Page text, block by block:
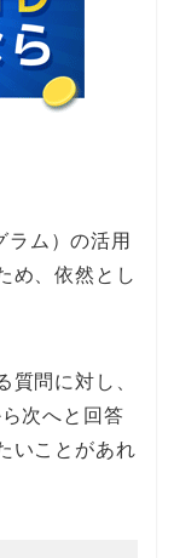
ラム）の活用
め、依然とし
質問に対し、
次へと回答
いことがあれ